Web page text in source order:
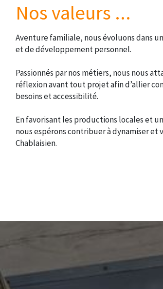
Nos valeurs ...
Aventure familiale, nous évoluons dans
et de développement personnel.
Passionnés par nos métiers, nous nous
réflexion avant tout projet afin d’allier
besoins et accessibilité.
En favorisant les productions locales et
nous espérons contribuer à dynamiser
Chablaisien.